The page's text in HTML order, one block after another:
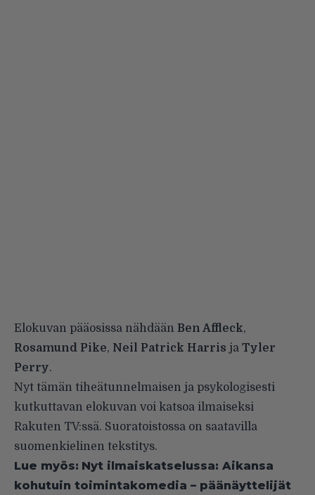
Elokuvan pääosissa nähdään Ben Affleck,
Rosamund Pike, Neil Patrick Harris ja Tyler
Perry.
Nyt tämän tiheätunnelmaisen ja psykologisesti
kutkuttavan elokuvan voi katsoa ilmaiseksi
Rakuten TV:ssä. Suoratoistossa on saatavilla
suomenkielinen tekstitys.
Lue myös: Nyt ilmaiskatselussa: Aikansa
kohutuin toimintakomedia – päänäyttelijät